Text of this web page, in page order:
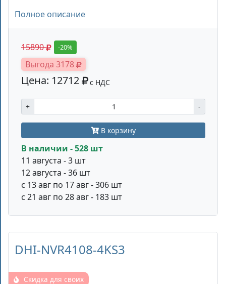
Полное описание
15890 -20%
Выгода 3178
Цена: 12712 с НДС
+ -
В корзину
В наличии - 528 шт
11 августа - 3 шт
12 августа - 36 шт
с 13 авг по 17 авг - 306 шт
с 21 авг по 28 авг - 183 шт
DHI-NVR4108-4KS3
Скидка для своих